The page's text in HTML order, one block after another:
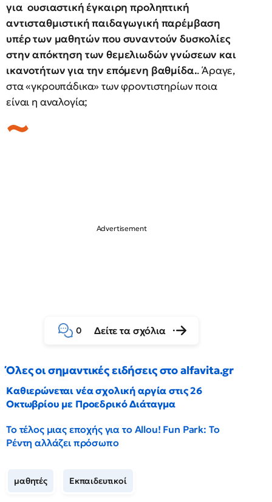
για ουσιαστική έγκαιρη προληπτική
αντισταθμιστική παιδαγωγική παρέμβαση
υπέρ των μαθητών που συναντούν δυσκολίες
στην απόκτηση των θεμελιωδών γνώσεων και
ικανοτήτων για την επόμενη βαθμίδα.. Άραγε,
στα «γκρουπάδικα» των φροντιστηρίων ποια
είναι η αναλογία;
0 Δείτε τα σχόλια
Όλες οι σημαντικές ειδήσεις στο alfavita.gr
Καθιερώνεται νέα σχολική αργία στις 26
Οκτωβρίου με Προεδρικό Διάταγμα
Το τέλος μιας εποχής για το Allou! Fun Park: Το
Ρέντη αλλάζει πρόσωπο
μαθητές Εκπαιδευτικοί